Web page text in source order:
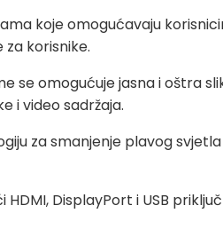
koje omogućavaju
korisnike.
se omogućuje jasna i
i video sadržaja.
za smanjenje plavog
DisplayPort i USB